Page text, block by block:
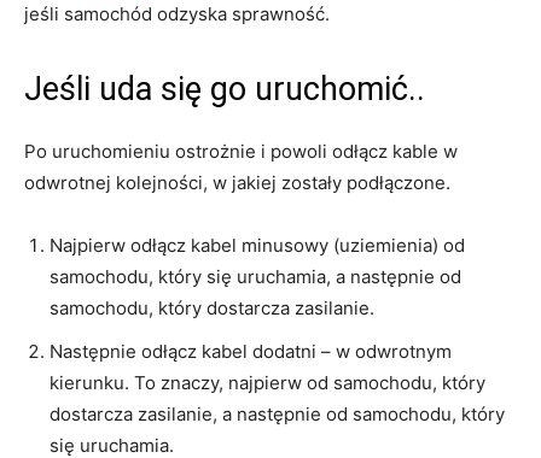
jeśli samochód odzyska sprawność.
Jeśli uda się go uruchomić..
Po uruchomieniu ostrożnie i powoli odłącz kable w
odwrotnej kolejności, w jakiej zostały podłączone.
Najpierw odłącz kabel minusowy (uziemienia) od
samochodu, który się uruchamia, a następnie od
samochodu, który dostarcza zasilanie.
Następnie odłącz kabel dodatni – w odwrotnym
kierunku. To znaczy, najpierw od samochodu, który
dostarcza zasilanie, a następnie od samochodu, który
się uruchamia.